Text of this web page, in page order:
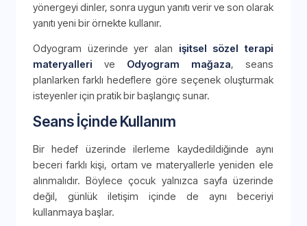
yönergeyi dinler, sonra uygun yanıtı verir ve son olarak
yanıtı yeni bir örnekte kullanır.
Odyogram üzerinde yer alan işitsel sözel terapi
materyalleri ve Odyogram mağaza, seans
planlarken farklı hedeflere göre seçenek oluşturmak
isteyenler için pratik bir başlangıç sunar.
Seans İçinde Kullanım
Bir hedef üzerinde ilerleme kaydedildiğinde aynı
beceri farklı kişi, ortam ve materyallerle yeniden ele
alınmalıdır. Böylece çocuk yalnızca sayfa üzerinde
değil, günlük iletişim içinde de aynı beceriyi
kullanmaya başlar.